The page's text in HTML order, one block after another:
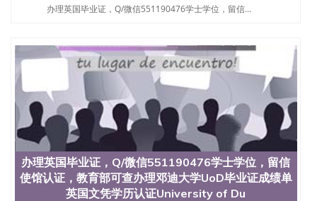
办理英国毕业证，Q/微信551190476学士学位，留信...
办理英国毕业证，Q/微信551190476学士学位，留信
使馆认证，教育部可查办理邓迪大学UoD毕业证成绩单
英国文凭学历认证University of Du